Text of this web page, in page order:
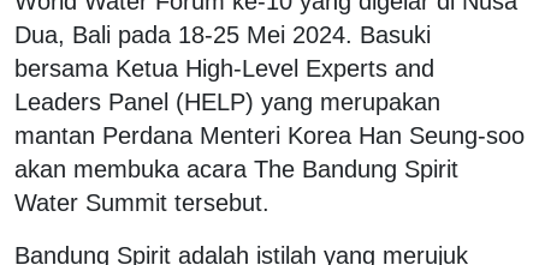
Dua, Bali pada 18-25 Mei 2024. Basuki
bersama Ketua High-Level Experts and
Leaders Panel (HELP) yang merupakan
mantan Perdana Menteri Korea Han Seung-soo
akan membuka acara The Bandung Spirit
Water Summit tersebut.
Bandung Spirit adalah istilah yang merujuk